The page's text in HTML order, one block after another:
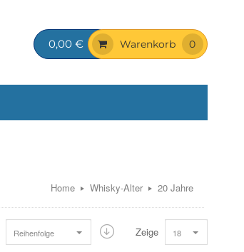
0,00 € Warenkorb 0
Home Whisky-Alter 20 Jahre
Zeige 18
Reihenfolge